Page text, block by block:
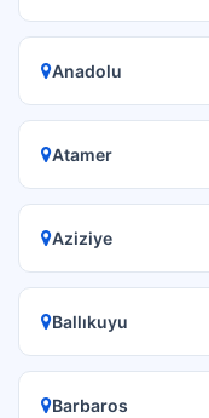
Anadolu
Atamer
Aziziye
Ballıkuyu
Barbaros